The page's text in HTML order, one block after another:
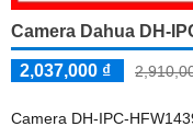
Camera Dahua DH-
2,037,000 ₫
Camera DH-IPC-